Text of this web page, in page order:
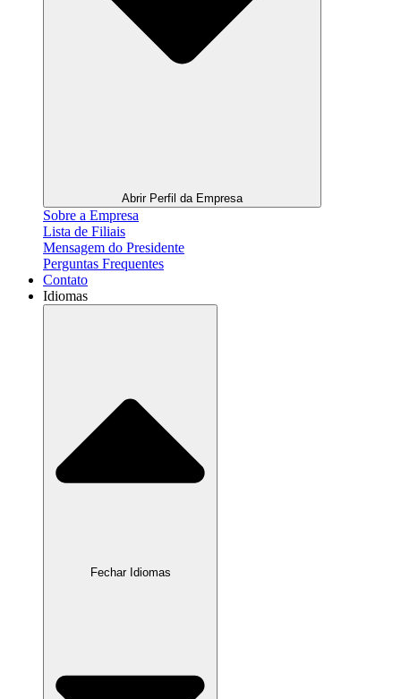
Abrir Perfil da Empresa
Sobre a Empresa
Lista de Filiais
Mensagem do Presidente
Perguntas Frequentes
Contato
Idiomas
Fechar Idiomas